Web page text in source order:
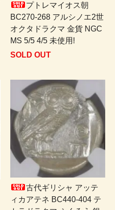
プトレマイオス朝
BC270-268 アルシノエ2世
オクタドラクマ 金貨 NGC
MS 5/5 4/5 未使用!
SOLD OUT
古代ギリシャ アッテ
ィカアテネ BC440-404 テ